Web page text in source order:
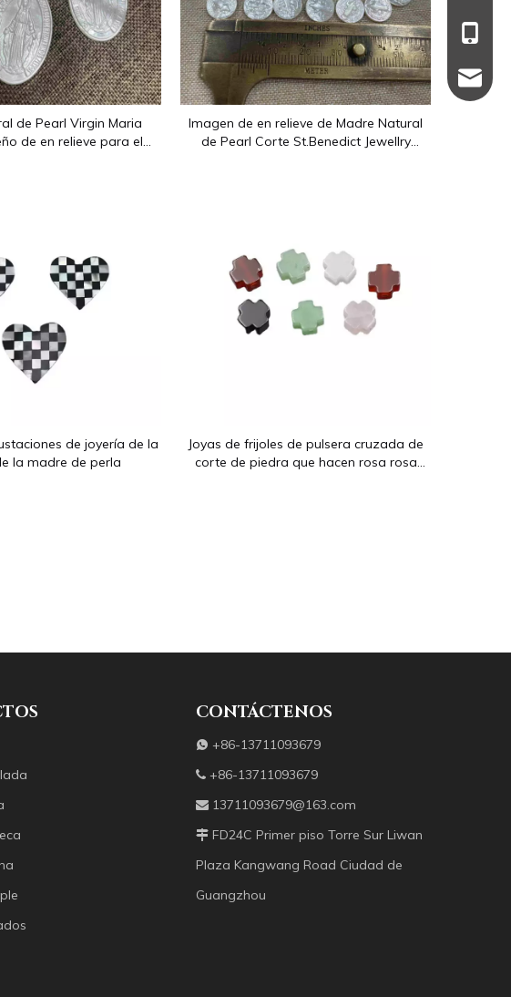
flores talladas, calados y otras formas.Los materiales principales son
flores talladas, calados y otras formas.Los materiales principales son
flores talladas, calados y otras formas.Los materiales principales son
de Pearl Virgin Maria
de en relieve para el
Imagen de en relieve de Madre Natural
de Pearl Corte St.Benedict Jewellry
de joyería de la
la madre de perla
Joyas de frijoles de pulsera cruzada de
corte de piedra que hacen rosa rosa
CONTÁCTENOS
 +86-13711093679
 +86-13711093679
 13711093679@163.com
 FD24C Primer piso Torre Sur Liwan
Plaza Kangwang Road Ciudad de
Guangzhou